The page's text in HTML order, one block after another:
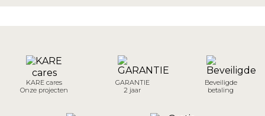
KARE cares
Onze projecten
GARANTIE
2 jaar
Beveiligde
betaling